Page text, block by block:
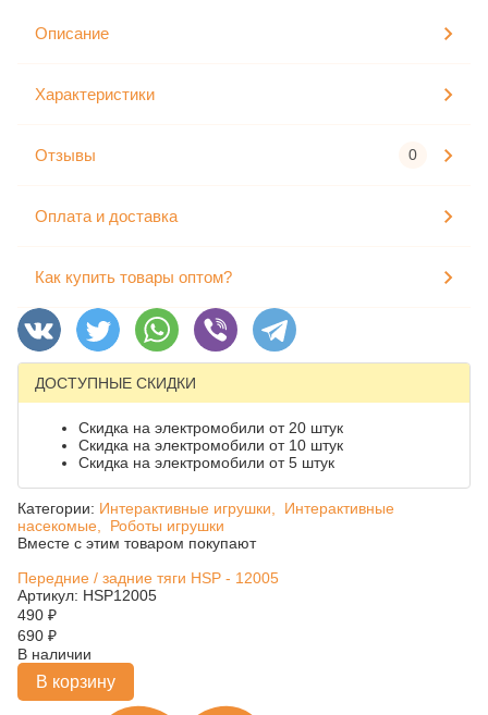
Описание
Характеристики
Отзывы 0
Оплата и доставка
Как купить товары оптом?
ДОСТУПНЫЕ СКИДКИ
Скидка на электромобили от 20 штук
Скидка на электромобили от 10 штук
Скидка на электромобили от 5 штук
Категории: Интерактивные игрушки,
Интерактивные
насекомые,
Роботы игрушки
Вместе с этим товаром покупают
Передние / задние тяги HSP - 12005
Артикул: HSP12005
490 ₽
690 ₽
В наличии
В корзину